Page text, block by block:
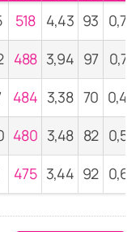
518 4,43 93 0,79
488 3,94 97
0,78
484 3,38 70 0,49
480 3,48 82 0,59
475 3,44 92 0,67